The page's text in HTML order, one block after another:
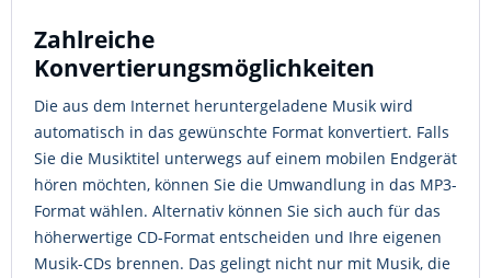
Zahlreiche
Konvertierungsmöglichkeiten
Die aus dem Internet heruntergeladene Musik wird
automatisch in das gewünschte Format konvertiert. Falls
Sie die Musiktitel unterwegs auf einem mobilen Endgerät
hören möchten, können Sie die Umwandlung in das MP3-
Format wählen. Alternativ können Sie sich auch für das
höherwertige CD-Format entscheiden und Ihre eigenen
Musik-CDs brennen. Das gelingt nicht nur mit Musik, die